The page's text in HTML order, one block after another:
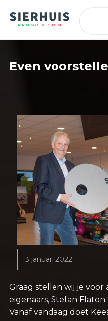
Even
3 januari 2022
Graag stellen wij je voor
eigenaars, Stefan
Vanaf vandaag doet